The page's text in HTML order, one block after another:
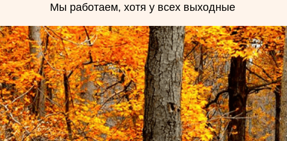
Мы работаем, хотя у всех выходные